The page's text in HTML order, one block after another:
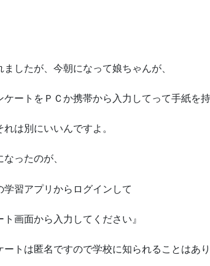
ましたが、今朝になって娘ちゃんが、
ケートをＰＣか携帯から入力してって手紙を持
れは別にいいんですよ。
なったのが、
学習アプリからログインして
ト画面から入力してください』
ートは匿名ですので学校に知られることはあ